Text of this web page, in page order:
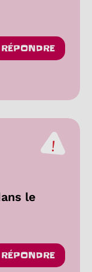
RÉPONDRE
le
RÉPONDRE